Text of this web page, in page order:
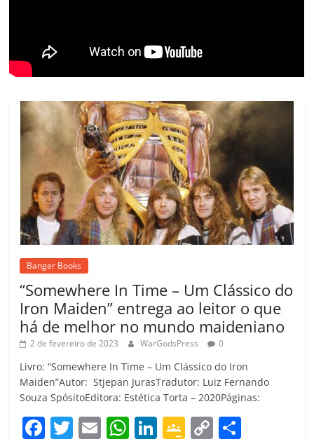
m
Banger Books
“Somewhere In Time – Um Clássico do
Iron Maiden” entrega ao leitor o que
há de melhor no mundo maideniano
2 de fevereiro de 2023 WarGodsPress 0
Livro: “Somewhere In Time – Um Clássico do Iron
Maiden”Autor: Stjepan JurasTradutor: Luiz Fernando
Souza SpósitoEditora: Estética Torta – 2020Páginas:
F T E W Li G C